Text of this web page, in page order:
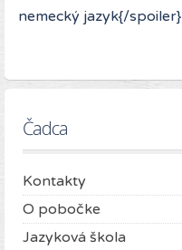
nemecký jazyk{/spoiler}
Čadca
Kontakty
O pobočke
Jazyková škola